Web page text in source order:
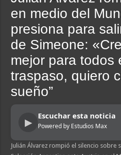
Franco Colapinto denunció que fue
Dolor en Chubut: murió el intendente de
Escala el conflicto universitario: los
Pedradas, corridas y detenidos frente al
La Cámara de Casación confirmó el
La contundente respuesta de Benegas
en medio del
presiona para
de Simeone:
mejor para todos
traspaso, quiero
sueño”
▶
Escuchar esta noticia
Powered by Estudios Max
Julián Álvarez rompió el silencio sobre